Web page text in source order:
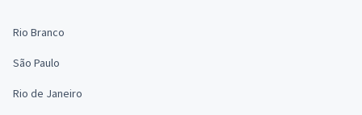
Rio Branco
São Paulo
Rio de Janeiro